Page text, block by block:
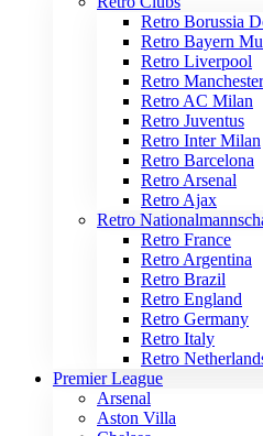
Retro Borussia
Retro Bayern
Retro Liverpool
Retro
Retro AC Milan
Retro Juventus
Retro Inter Milan
Retro Barcelona
Retro Arsenal
Retro Ajax
Retro
Retro France
Retro Argentina
Retro Brazil
Retro England
Retro Germany
Retro Italy
Retro
Premier League
Arsenal
Aston Villa